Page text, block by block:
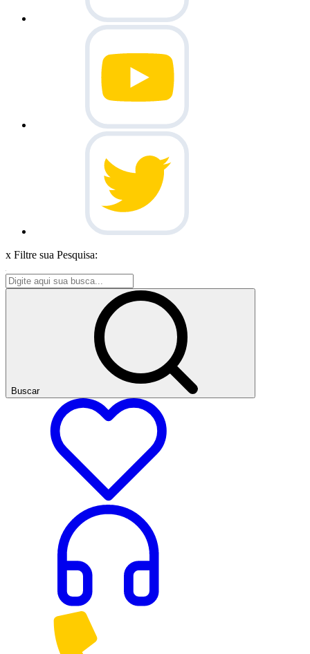
x Filtre sua Pesquisa:
Buscar